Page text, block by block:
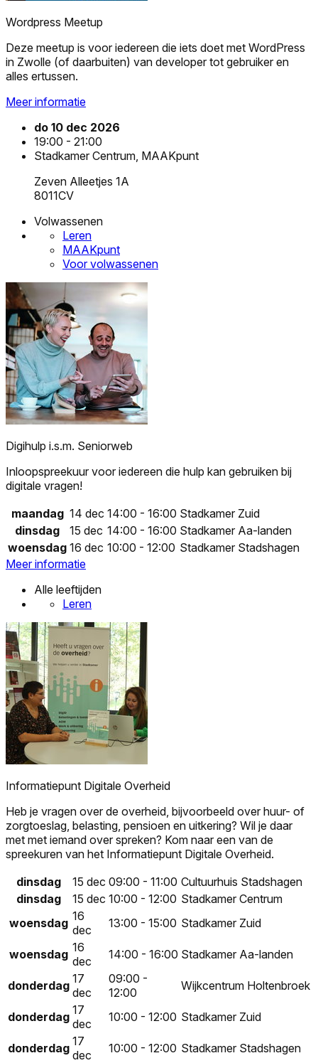
Wordpress Meetup
Deze meetup is voor iedereen die iets doet met WordPress
in Zwolle (of daarbuiten) van developer tot gebruiker en
alles ertussen.
Meer informatie
do 10 dec 2026
19:00 - 21:00
Stadkamer Centrum, MAAKpunt
Zeven Alleetjes 1A
8011CV
Volwassenen
Leren
MAAKpunt
Voor volwassenen
Digihulp i.s.m. Seniorweb
Inloopspreekuur voor iedereen die hulp kan gebruiken bij
digitale vragen!
maandag 14 dec 14:00 - 16:00 Stadkamer Zuid
dinsdag
15 dec 14:00 - 16:00 Stadkamer Aa-landen
woensdag 16 dec 10:00 - 12:00 Stadkamer Stadshagen
Meer informatie
Alle leeftijden
Leren
Informatiepunt Digitale Overheid
Heb je vragen over de overheid, bijvoorbeeld over huur- of
zorgtoeslag, belasting, pensioen en uitkering? Wil je daar
met met iemand over spreken? Kom naar een van de
spreekuren van het Informatiepunt Digitale Overheid.
dinsdag
15 dec 09:00 - 11:00 Cultuurhuis Stadshagen
dinsdag
15 dec 10:00 - 12:00 Stadkamer Centrum
woensdag 16
dec
13:00 - 15:00 Stadkamer Zuid
woensdag 16
dec
14:00 - 16:00 Stadkamer Aa-landen
donderdag 17
dec
09:00 -
12:00
Wijkcentrum Holtenbroek
donderdag 17
dec
10:00 - 12:00 Stadkamer Zuid
donderdag 17
dec
10:00 - 12:00 Stadkamer Stadshagen